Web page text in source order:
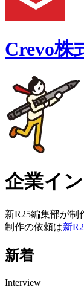
Crevo株
企業イ
新R25編集部が制
制作の依頼は新
新着
Interview